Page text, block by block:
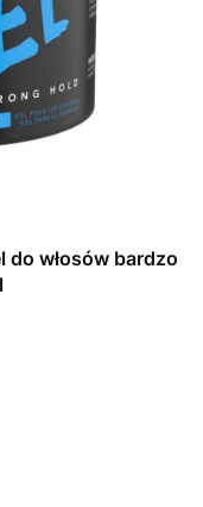
do włosów bardzo